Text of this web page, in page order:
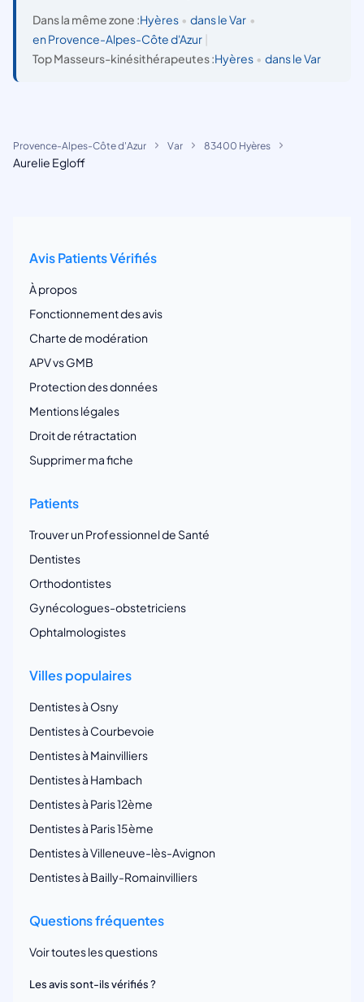
Dans la même zone :Hyères • dans le Var •
en Provence-Alpes-Côte d'Azur
Top Masseurs-kinésithérapeutes :Hyères • dans le Var
Provence-Alpes-Côte d'Azur Var 83400 Hyères
Aurelie Egloff
Avis Patients Vérifiés
À propos
Fonctionnement des avis
Charte de modération
APV vs GMB
Protection des données
Mentions légales
Droit de rétractation
Supprimer ma fiche
Patients
Trouver un Professionnel de Santé
Dentistes
Orthodontistes
Gynécologues-obstetriciens
Ophtalmologistes
Villes populaires
Dentistes à Osny
Dentistes à Courbevoie
Dentistes à Mainvilliers
Dentistes à Hambach
Dentistes à Paris 12ème
Dentistes à Paris 15ème
Dentistes à Villeneuve-lès-Avignon
Dentistes à Bailly-Romainvilliers
Questions fréquentes
Voir toutes les questions
Les avis sont-ils vérifiés ?